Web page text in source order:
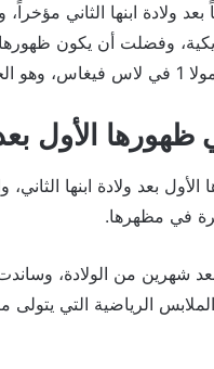
بعد ولادة ابنها الثاني
وفضلت أن يكون
الأول بعد
بعد ولادة ابنها
في مظهرها.
بعد شهرين من الولادة،